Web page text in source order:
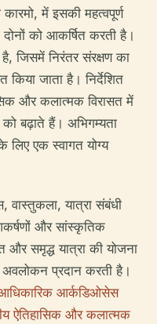
कारमो, में इसकी महत्वपूर्ण
दोनों को आकर्षित करती है।
जिसमें निरंतर संरक्षण का
किया जाता है। निर्देशित
और कलात्मक विरासत में
बढ़ाते हैं। अभिगम्यता
लिए एक स्वागत योग्य
वास्तुकला, यात्रा संबंधी
और सांस्कृतिक
समृद्ध यात्रा की योजना
प्रदान करती है।
आर्कडिओसेस
ऐतिहासिक और कलात्मक